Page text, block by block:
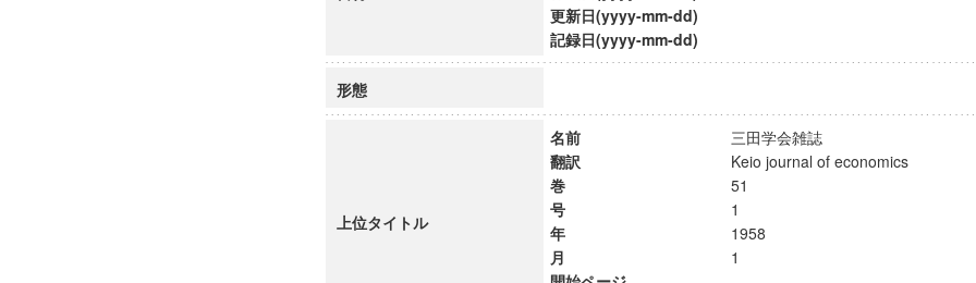
慶應義塾大学グローバルCOEプログラム論理と感性の先端的教育研究拠点
博士課程教育リーディングプログラム「超成熟社会発展のサイエンス」
更新日(yyyy-mm-dd)
記録日(yyyy-mm-dd)
形態
上位タイトル
名前
三田学会雑誌
翻訳
Keio journal of economics
巻
51
号
1
年
1958
月
1